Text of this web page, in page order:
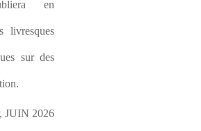
en
livresques
sur des
JUIN 2026